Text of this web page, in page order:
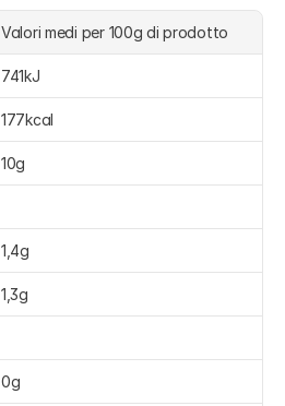
Valori medi per 100g di prodotto
741kJ
177kcal
10g
1,4g
1,3g
0g